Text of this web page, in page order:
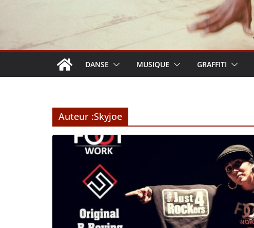
DANSE MUSIQUE GRAFFITI
Auteur :Skyjoe